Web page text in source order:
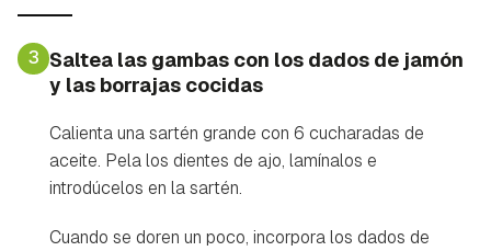
3 Saltea las gambas con los dados de jamón
y las borrajas cocidas
Calienta una sartén grande con 6 cucharadas de
aceite. Pela los dientes de ajo, lamínalos e
introdúcelos en la sartén.
Cuando se doren un poco, incorpora los dados de